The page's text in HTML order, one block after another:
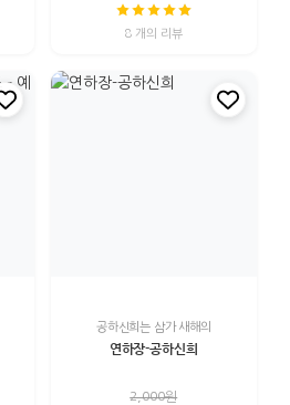
8 개의 리뷰
공하신희는 삼가 새해의
연하장-공하신희
2,000원